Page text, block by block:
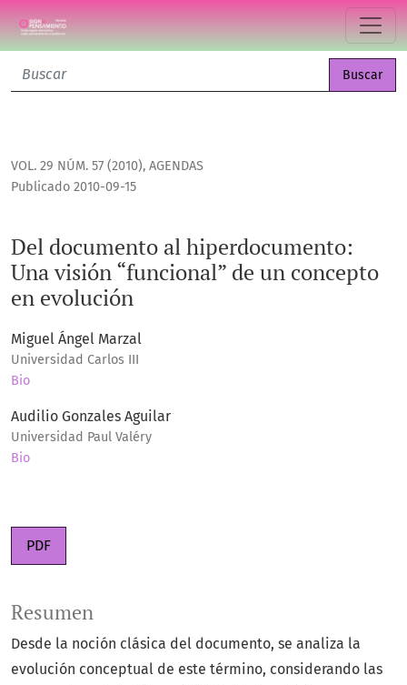
Del documento al hiperdocumento: Una visión “funcional”
Buscar
VOL. 29 NÚM. 57 (2010), AGENDAS
Del documento al hiperdocumento:
Una visión “funcional” de un concepto
en evolución
Publicado 2010-09-15
Miguel Ángel Marzal
Universidad Carlos III
Bio
Audilio Gonzales Aguilar
Universidad Paul Valéry
Bio
PDF
Resumen
Desde la noción clásica del documento, se analiza la
evolución conceptual de este término, considerando las